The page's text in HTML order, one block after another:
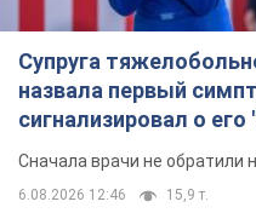
Супруга
назвала первый
сигнализировал о
Сначала врачи не обратили
6.08.2026 12:46 15,9 т.